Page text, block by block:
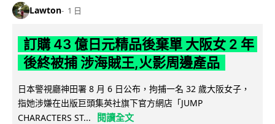
Lawton 1 日
訂購 43 億日元精品後棄單 大阪女 2 年
後終被捕 涉海賊王,火影周邊產品
日本警視廳神田署 8 月 6 日公布，拘捕一名 32 歲大阪女子，
指她涉嫌在出版巨頭集英社旗下官方網店「JUMP
CHARACTERS ST...
閱讀全文